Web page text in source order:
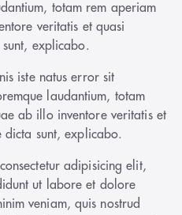
totam rem aperiam
veritatis et quasi
explicabo.
iste natus error sit
laudantium, totam
ab illo inventore veritatis et
dicta sunt, explicabo.
adipisicing elit,
ut labore et dolore
veniam, quis nostrud